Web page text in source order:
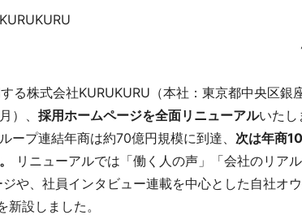
る株式会社KURUKURU（本社：東京都中央区銀
）、 採用ホームページを全面リニューアルいたし
ープ連結年商は約70億円規模に到達、 次は年商
リニューアルでは「働く人の声」「会社のリア
や、社員インタビュー連載を中心とした自社オ
新設しました。